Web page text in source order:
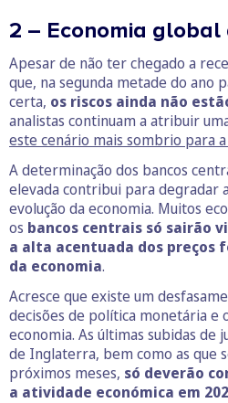
2 – Economia
Apesar de não ter chegado a
que, na segunda metade do ano
certa, os riscos ainda não
analistas continuam a atribuir
este cenário mais sombrio para
A determinação dos bancos
elevada contribui para degradar
evolução da economia. Muitos
os bancos centrais só sairão
a alta acentuada dos preços
da economia.
Acresce que existe um
decisões de política monetária e
economia. As últimas subidas de
de Inglaterra, bem como as que
próximos meses, só deverão
a atividade económica em